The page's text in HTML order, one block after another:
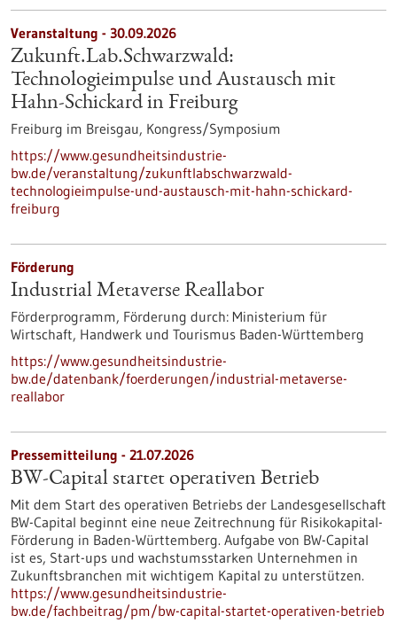
Veranstaltung - 30.09.2026
Zukunft.Lab.Schwarzwald:
Technologieimpulse und Austausch mit
Hahn-Schickard in Freiburg
Freiburg im Breisgau, Kongress/Symposium
https://www.gesundheitsindustrie-
bw.de/veranstaltung/zukunftlabschwarzwald-
technologieimpulse-und-austausch-mit-hahn-schickard-
freiburg
Förderung
Industrial Metaverse Reallabor
Förderprogramm, Förderung durch: Ministerium für
Wirtschaft, Handwerk und Tourismus Baden-Württemberg
https://www.gesundheitsindustrie-
bw.de/datenbank/foerderungen/industrial-metaverse-
reallabor
Pressemitteilung - 21.07.2026
BW-Capital startet operativen Betrieb
Mit dem Start des operativen Betriebs der Landesgesellschaft
BW-Capital beginnt eine neue Zeitrechnung für Risikokapital-
Förderung in Baden-Württemberg. Aufgabe von BW-Capital
ist es, Start-ups und wachstumsstarken Unternehmen in
Zukunftsbranchen mit wichtigem Kapital zu unterstützen.
https://www.gesundheitsindustrie-
bw.de/fachbeitrag/pm/bw-capital-startet-operativen-betrieb